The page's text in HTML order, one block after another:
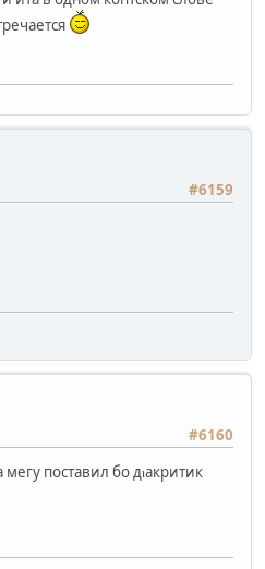
#6159
#6160
поставил бо дⲓакритик